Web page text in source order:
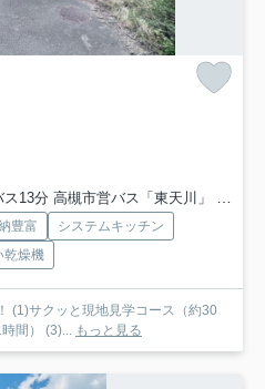
高槻市営バス「東天川」 停歩3分
豊富
システムキッチン
乾燥機
(1)サクッと現地見学コース（約30
間） (3)... もっと見る